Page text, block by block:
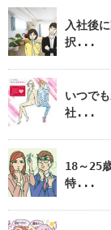
入社後
択...
いつで
社...
18～25
特...